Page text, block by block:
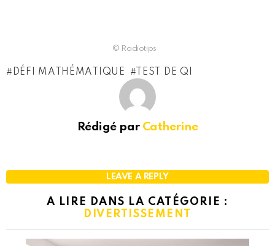
© Radiotips
DÉFI MATHÉMATIQUE TEST DE QI
Rédigé par Catherine
LEAVE A REPLY
A LIRE DANS LA CATÉGORIE :
DIVERTISSEMENT